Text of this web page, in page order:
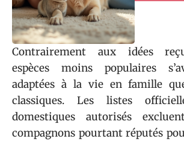
Contrairement aux idées
espèces moins populaires
adaptées à la vie en famille
classiques. Les listes
domestiques autorisés
compagnons pourtant réputés